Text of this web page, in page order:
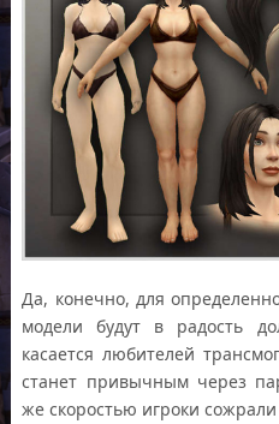
Да, конечно, для
модели будут в радость
касается любителей
станет привычным через
же скоростью игроки